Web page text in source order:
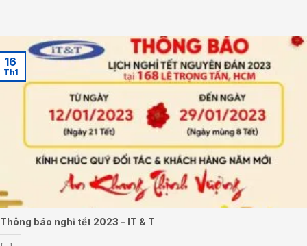
Thông báo nghỉ tết 2023 – IT & T
16
Th1